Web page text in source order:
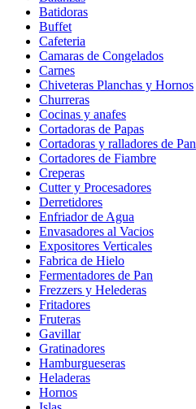
Batidoras
Buffet
Cafeteria
Camaras de Congelados
Carnes
Chiveteras Planchas y Hornos
Churreras
Cocinas y anafes
Cortadoras de Papas
Cortadoras y ralladores de Pan
Cortadores de Fiambre
Creperas
Cutter y Procesadores
Derretidores
Enfriador de Agua
Envasadores al Vacios
Expositores Verticales
Fabrica de Hielo
Fermentadores de Pan
Frezzers y Helederas
Fritadores
Fruteras
Gavillar
Gratinadores
Hamburgueseras
Heladeras
Hornos